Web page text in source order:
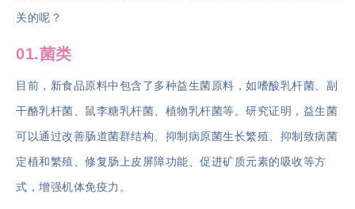
关的呢？
01.菌类
目前，新食品原料中包含了多种益生菌原料，如嗜酸乳杆菌、副
干酪乳杆菌、鼠李糖乳杆菌、植物乳杆菌等。研究证明，益生菌
可以通过改善肠道菌群结构、抑制病原菌生长繁殖、抑制致病菌
定植和繁殖、修复肠上皮屏障功能、促进矿质元素的吸收等方
式，增强机体免疫力。